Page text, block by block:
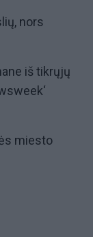
nors
iš tikrųjų
miesto